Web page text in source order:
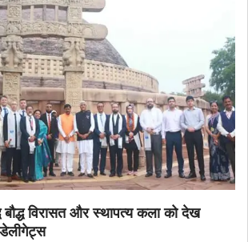
विरासत और स्थापत्य कला को देख